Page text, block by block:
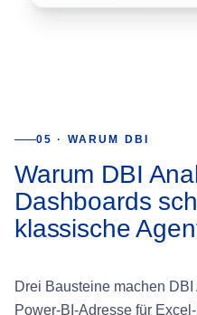
05 · WARUM DBI
Warum DBI
Dashboards
klassische
Drei Bausteine machen
Power-BI-Adresse für